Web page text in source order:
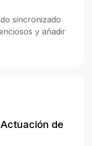
sincronizado
y añadir
de